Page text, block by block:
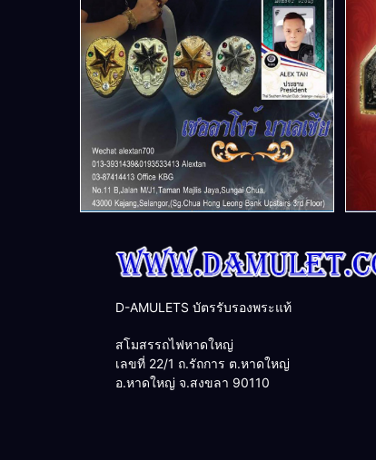
D-AMULETS บัตรรับรองพระแท้
สโมสรรถไฟหาดใหญ่
เลขที่ 22/1 ถ.รัถการ ต.หาดใหญ่
อ.หาดใหญ่ จ.สงขลา 90110